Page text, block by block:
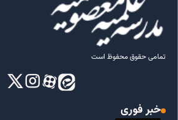
تمامی حقوق محفوظ است
خبر فوری